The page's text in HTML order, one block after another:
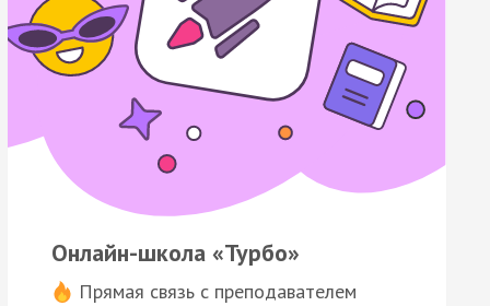
Онлайн-школа «Турбо»
Прямая связь с преподавателем